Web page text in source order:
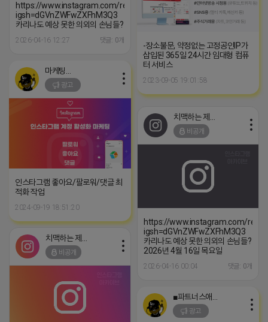
https://www.instagram.com/reel/DXJ6szKCc4d/?
igsh=dGVnZWFwZXFhM3Q3
카리나도 예상 못한 의외의 손님들?
2026-04-16 12:27 댓글: 0개
-장소불문, 약정없는 고정공인IP가
삽입된 365일 24시간 임대형 컴퓨
터 서비스
2023-09-05 19:01:58
광고
인스타그램 좋아요/팔로워/댓글 최
적화 작업
2024-09-19 18:51:20
비공개
https://www.instagram.com/reel/
igsh=dGVnZWFwZXFhM3Q3
카리나도 예상 못한 의외의 손님들?
2026년 4월 16일 목요일
2026-04-16 00:04 댓글: 0개
비공개
광고